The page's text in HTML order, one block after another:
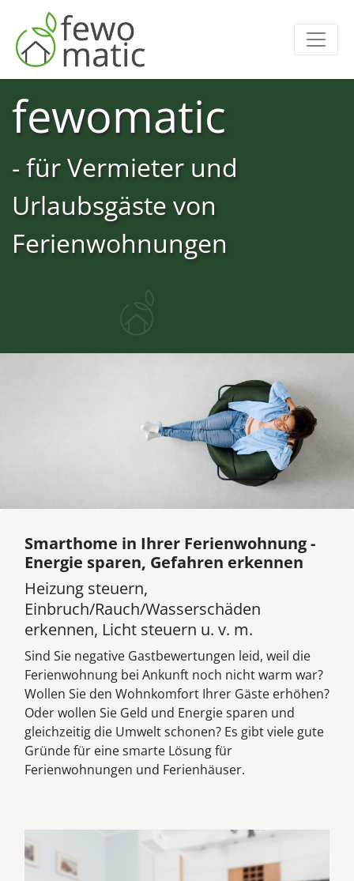
fewomatic
- für Vermieter und
Urlaubsgäste von
Ferienwohnungen
Smarthome in Ihrer Ferienwohnung -
Energie sparen, Gefahren erkennen
Heizung steuern,
Einbruch/Rauch/Wasserschäden
erkennen, Licht steuern u. v. m.
Sind Sie negative Gastbewertungen leid, weil die
Ferienwohnung bei Ankunft noch nicht warm war?
Wollen Sie den Wohnkomfort Ihrer Gäste erhöhen?
Oder wollen Sie Geld und Energie sparen und
gleichzeitig die Umwelt schonen? Es gibt viele gute
Gründe für eine smarte Lösung für
Ferienwohnungen und Ferienhäuser.